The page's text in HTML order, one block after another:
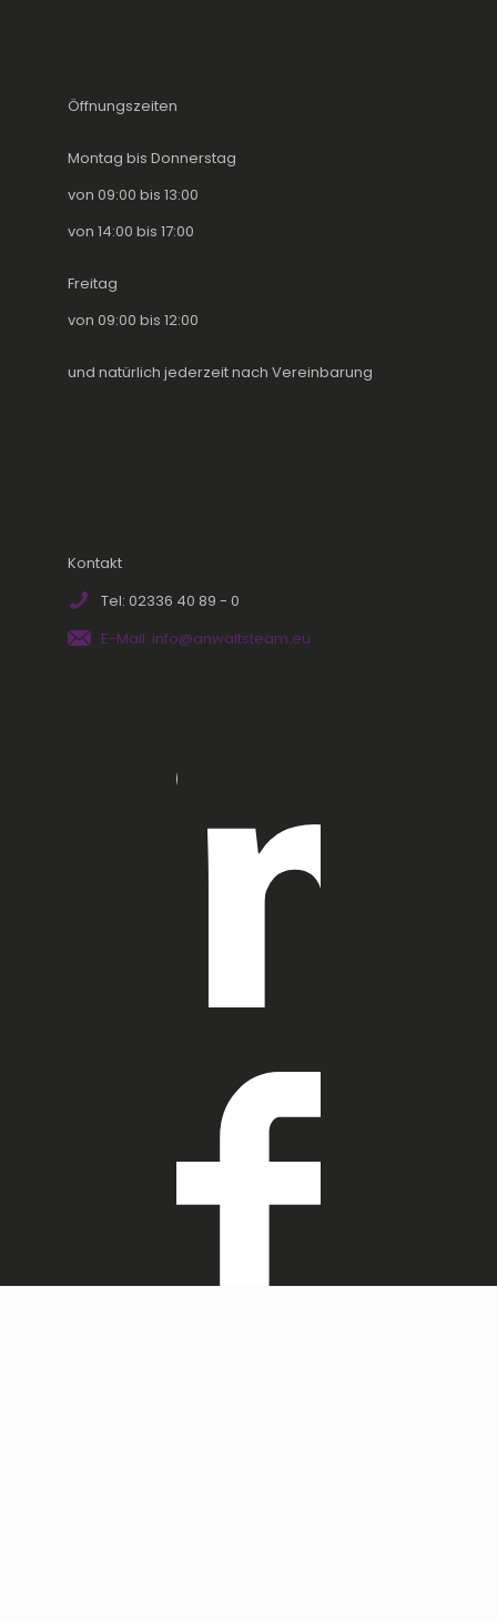
Öffnungszeiten
Montag bis Donnerstag
von 09:00 bis 13:00
von 14:00 bis 17:00
Freitag
von 09:00 bis 12:00
und natürlich jederzeit nach Vereinbarung
Kontakt
Tel: 02336 40 89 - 0
E-Mail: info@anwaltsteam.eu